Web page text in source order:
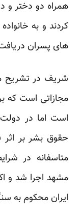
همراه دو دختر و
کردند و به
های پسران
شریف در تشریح
مجازاتی است که
است اما در
حقوق بشر بر
متاسفانه در
ایران محکوم به